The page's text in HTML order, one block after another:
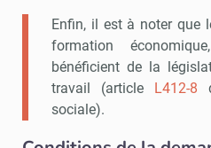
Enfin, il est à noter que
formation
bénéficient de la
travail (article L412-8
sociale).